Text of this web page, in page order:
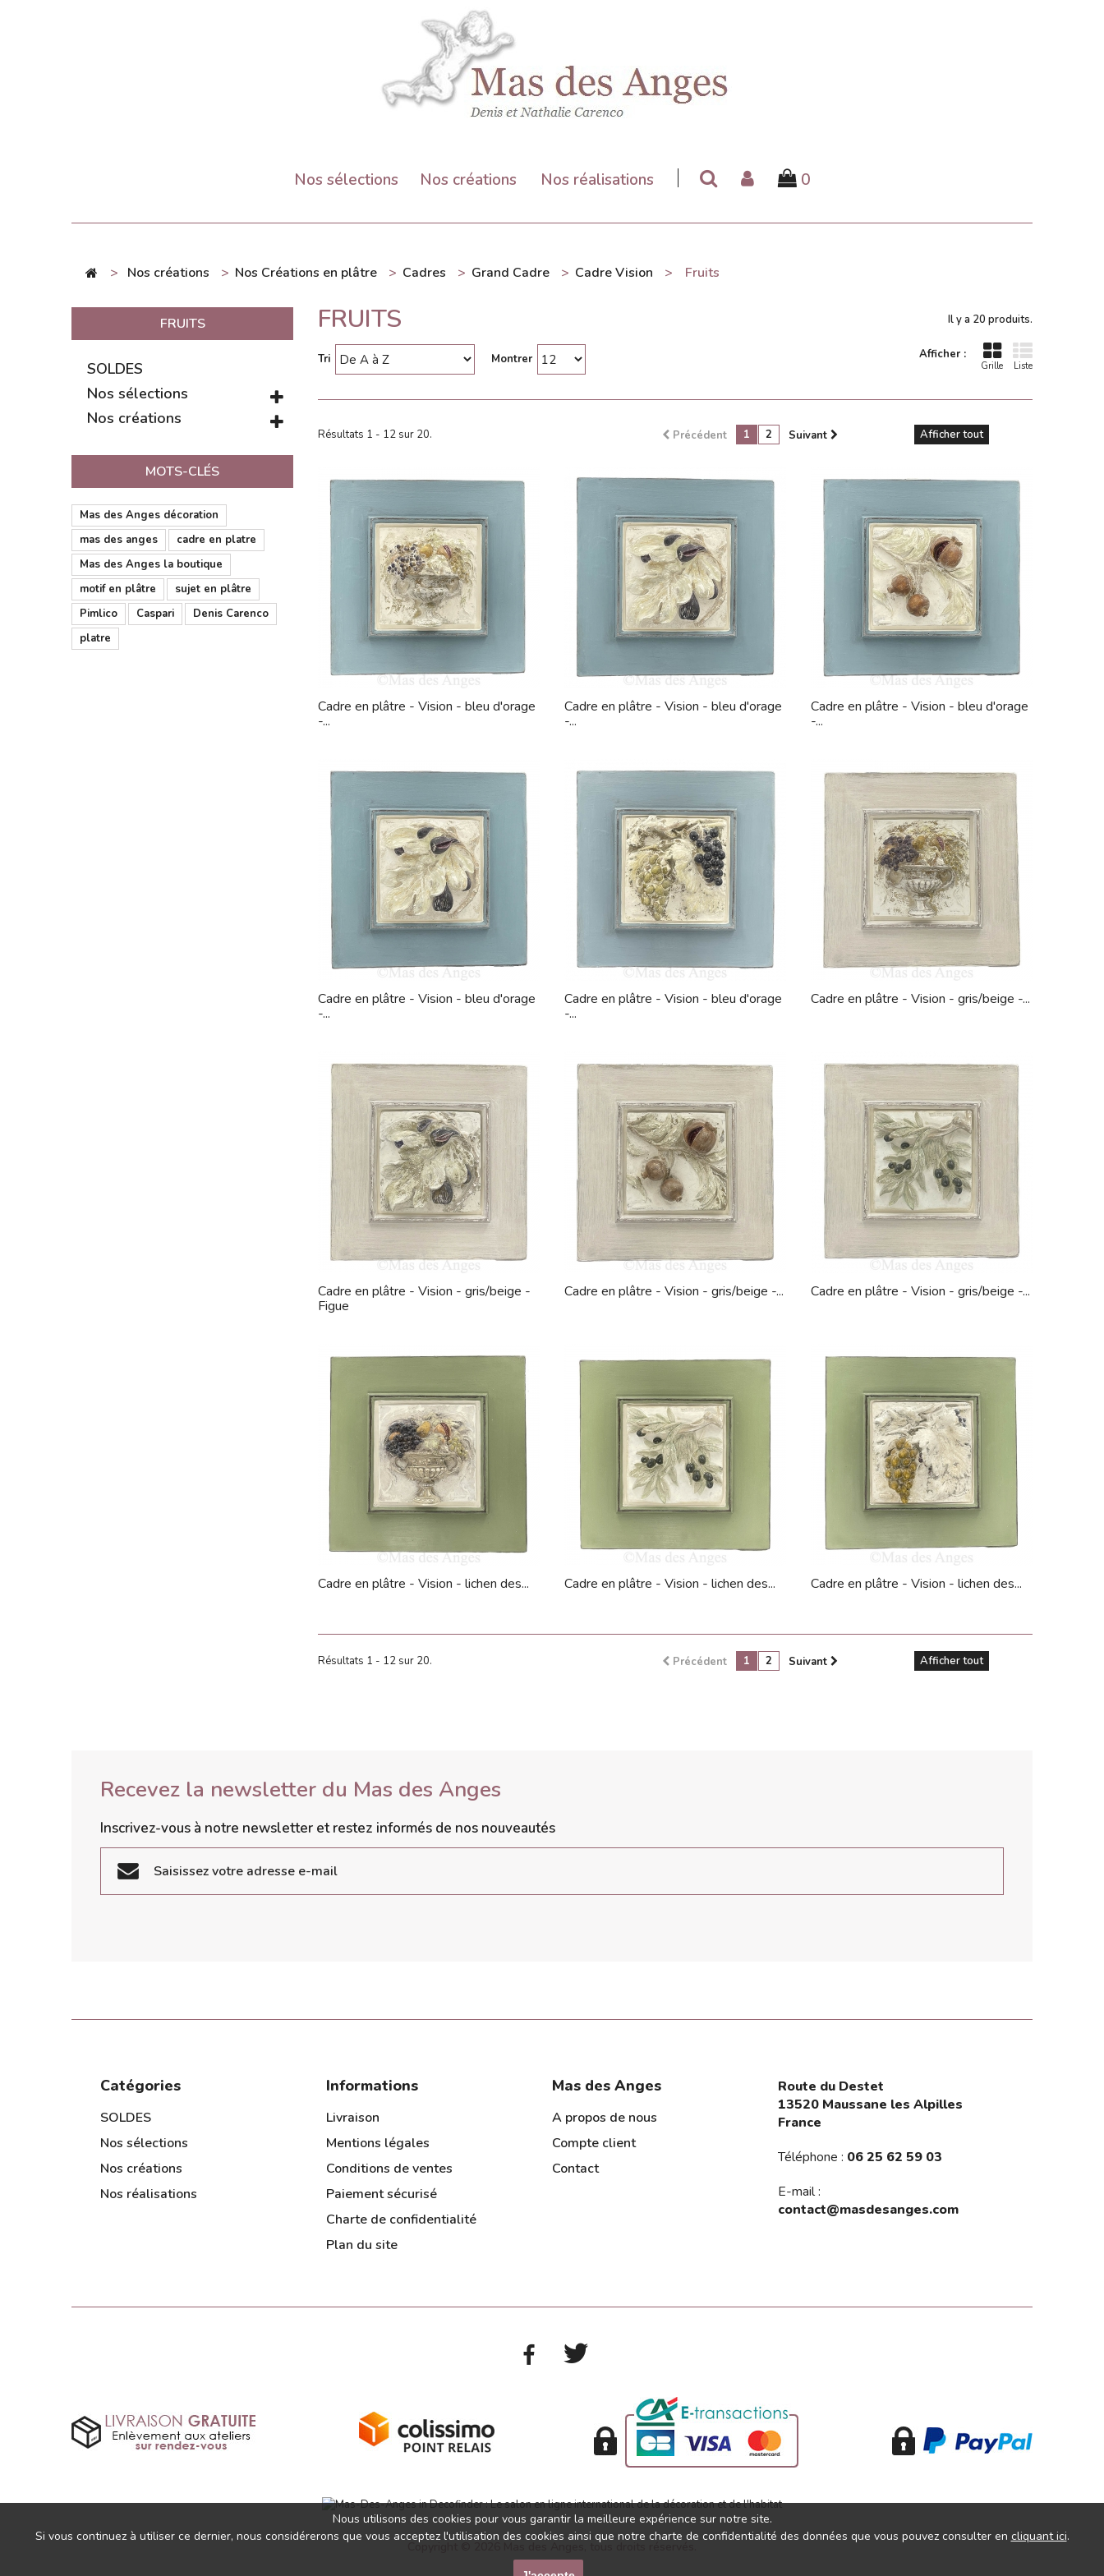
Nos sélections Nos créations Nos réalisations 0
> Nos créations > Nos Créations en plâtre > Cadres > Grand Cadre > Cadre Vision > Fruits
FRUITS
SOLDES
Nos sélections
Nos créations
MOTS-CLÉS
Mas des Anges décoration
mas des anges
cadre en platre
Mas des Anges la boutique
motif en plâtre
sujet en plâtre
Pimlico
Caspari
Denis Carenco
platre
FRUITS Il y a 20 produits.
Afficher :
Grille Liste
Tri Montrer
Afficher tout
Précédent 1 2 Suivant
Résultats 1 - 12 sur 20.
Cadre en plâtre - Vision - bleu d'orage
-...
Cadre en plâtre - Vision - bleu d'orage
-...
Cadre en plâtre - Vision - bleu d'orage
-...
Cadre en plâtre - Vision - bleu d'orage
-...
Cadre en plâtre - Vision - bleu d'orage
-...
Cadre en plâtre - Vision - gris/beige -...
Cadre en plâtre - Vision - gris/beige -
Figue
Cadre en plâtre - Vision - gris/beige -... Cadre en plâtre - Vision - gris/beige -...
Cadre en plâtre - Vision - lichen des... Cadre en plâtre - Vision - lichen des... Cadre en plâtre - Vision - lichen des...
Afficher tout
Précédent 1 2 Suivant
Résultats 1 - 12 sur 20.
Recevez la newsletter du Mas des Anges
Inscrivez-vous à notre newsletter et restez informés de nos nouveautés
Catégories
SOLDES
Nos sélections
Nos créations
Nos réalisations
Informations
Livraison
Mentions légales
Conditions de ventes
Paiement sécurisé
Charte de confidentialité
Plan du site
Mas des Anges
A propos de nous
Compte client
Contact
Route du Destet
13520 Maussane les Alpilles
France
Téléphone : 06 25 62 59 03
E-mail :
contact@masdesanges.com
Nous utilisons des cookies pour vous garantir la meilleure expérience sur notre site.
Si vous continuez à utiliser ce dernier, nous considérerons que vous acceptez l'utilisation des cookies ainsi que notre charte de confidentialité des données que vous pouvez consulter en cliquant ici.
Copyright © 2026 Mas des Anges, tous droits réservés.